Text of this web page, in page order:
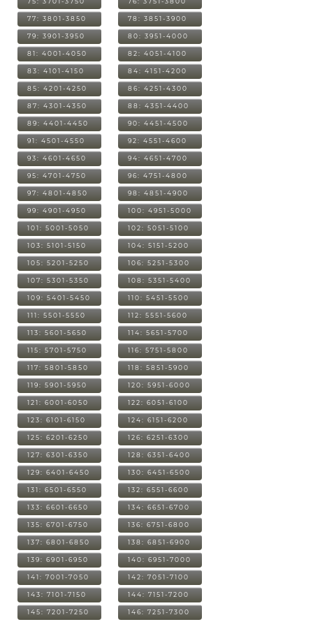
77: 3801-3850 78: 3851-3900
79: 3901-3950 80: 3951-4000
81: 4001-4050 82: 4051-4100
83: 4101-4150 84: 4151-4200
85: 4201-4250 86: 4251-4300
87: 4301-4350 88: 4351-4400
89: 4401-4450 90: 4451-4500
91: 4501-4550 92: 4551-4600
93: 4601-4650 94: 4651-4700
95: 4701-4750 96: 4751-4800
97: 4801-4850 98: 4851-4900
99: 4901-4950 100: 4951-5000
101: 5001-5050 102: 5051-5100
103: 5101-5150 104: 5151-5200
105: 5201-5250 106: 5251-5300
107: 5301-5350 108: 5351-5400
109: 5401-5450 110: 5451-5500
111: 5501-5550 112: 5551-5600
113: 5601-5650 114: 5651-5700
115: 5701-5750 116: 5751-5800
117: 5801-5850 118: 5851-5900
119: 5901-5950 120: 5951-6000
121: 6001-6050 122: 6051-6100
123: 6101-6150 124: 6151-6200
125: 6201-6250 126: 6251-6300
127: 6301-6350 128: 6351-6400
129: 6401-6450 130: 6451-6500
131: 6501-6550 132: 6551-6600
133: 6601-6650 134: 6651-6700
135: 6701-6750 136: 6751-6800
137: 6801-6850 138: 6851-6900
139: 6901-6950 140: 6951-7000
141: 7001-7050 142: 7051-7100
143: 7101-7150 144: 7151-7200
145: 7201-7250 146: 7251-7300